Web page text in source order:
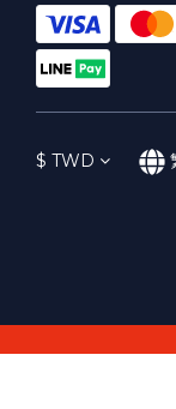
$ TWD